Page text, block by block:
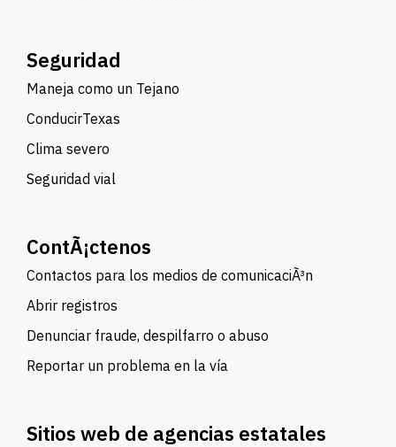
Seguridad
Maneja como un Tejano
ConducirTexas
Clima severo
Seguridad vial
ContÃ¡ctenos
Contactos para los medios de comunicaciÃ³n
Abrir registros
Denunciar fraude, despilfarro o abuso
Reportar un problema en la vía
Sitios web de agencias estatales